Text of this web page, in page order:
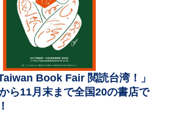
Book Fair 閲読台湾！」
ら11月末まで全国20の書店で